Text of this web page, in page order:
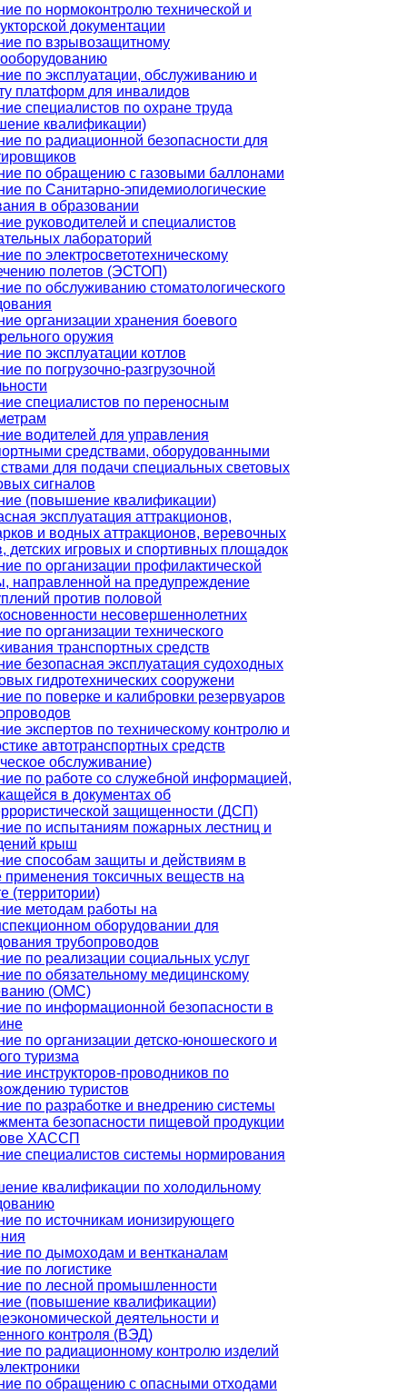
по нормоконтролю технической и
документации
по взрывозащитному
по эксплуатации, обслуживанию и
платформ для инвалидов
специалистов по охране труда
квалификации)
по радиационной безопасности для
по обращению с газовыми баллонами
по Санитарно-эпидемиологические
в образовании
руководителей и специалистов
лабораторий
по электросветотехническому
полетов (ЭСТОП)
по обслуживанию стоматологического
организации хранения боевого
оружия
по эксплуатации котлов
по погрузочно-разгрузочной
специалистов по переносным
водителей для управления
средствами, оборудованными
для подачи специальных световых
сигналов
(повышение квалификации)
эксплуатация аттракционов,
и водных аттракционов, веревочных
детских игровых и спортивных площадок
по организации профилактической
направленной на предупреждение
против половой
несовершеннолетних
по организации технического
транспортных средств
безопасная эксплуатация судоходных
гидротехнических сооружени
по поверке и калибровки резервуаров
экспертов по техническому контролю и
автотранспортных средств
обслуживание)
по работе со служебной информацией,
в документах об
защищенности (ДСП)
по испытаниям пожарных лестниц и
крыш
способам защиты и действиям в
применения токсичных веществ на
(территории)
методам работы на
оборудовании для
трубопроводов
по реализации социальных услуг
по обязательному медицинскому
(ОМС)
по информационной безопасности в
по организации детско-юношеского и
туризма
инструкторов-проводников по
туристов
по разработке и внедрению системы
безопасности пищевой продукции
ХАССП
специалистов системы нормирования
квалификации по холодильному
по источникам ионизирующего
по дымоходам и вентканалам
по логистике
по лесной промышленности
(повышение квалификации)
деятельности и
контроля (ВЭД)
по радиационному контролю изделий
по обращению с опасными отходами